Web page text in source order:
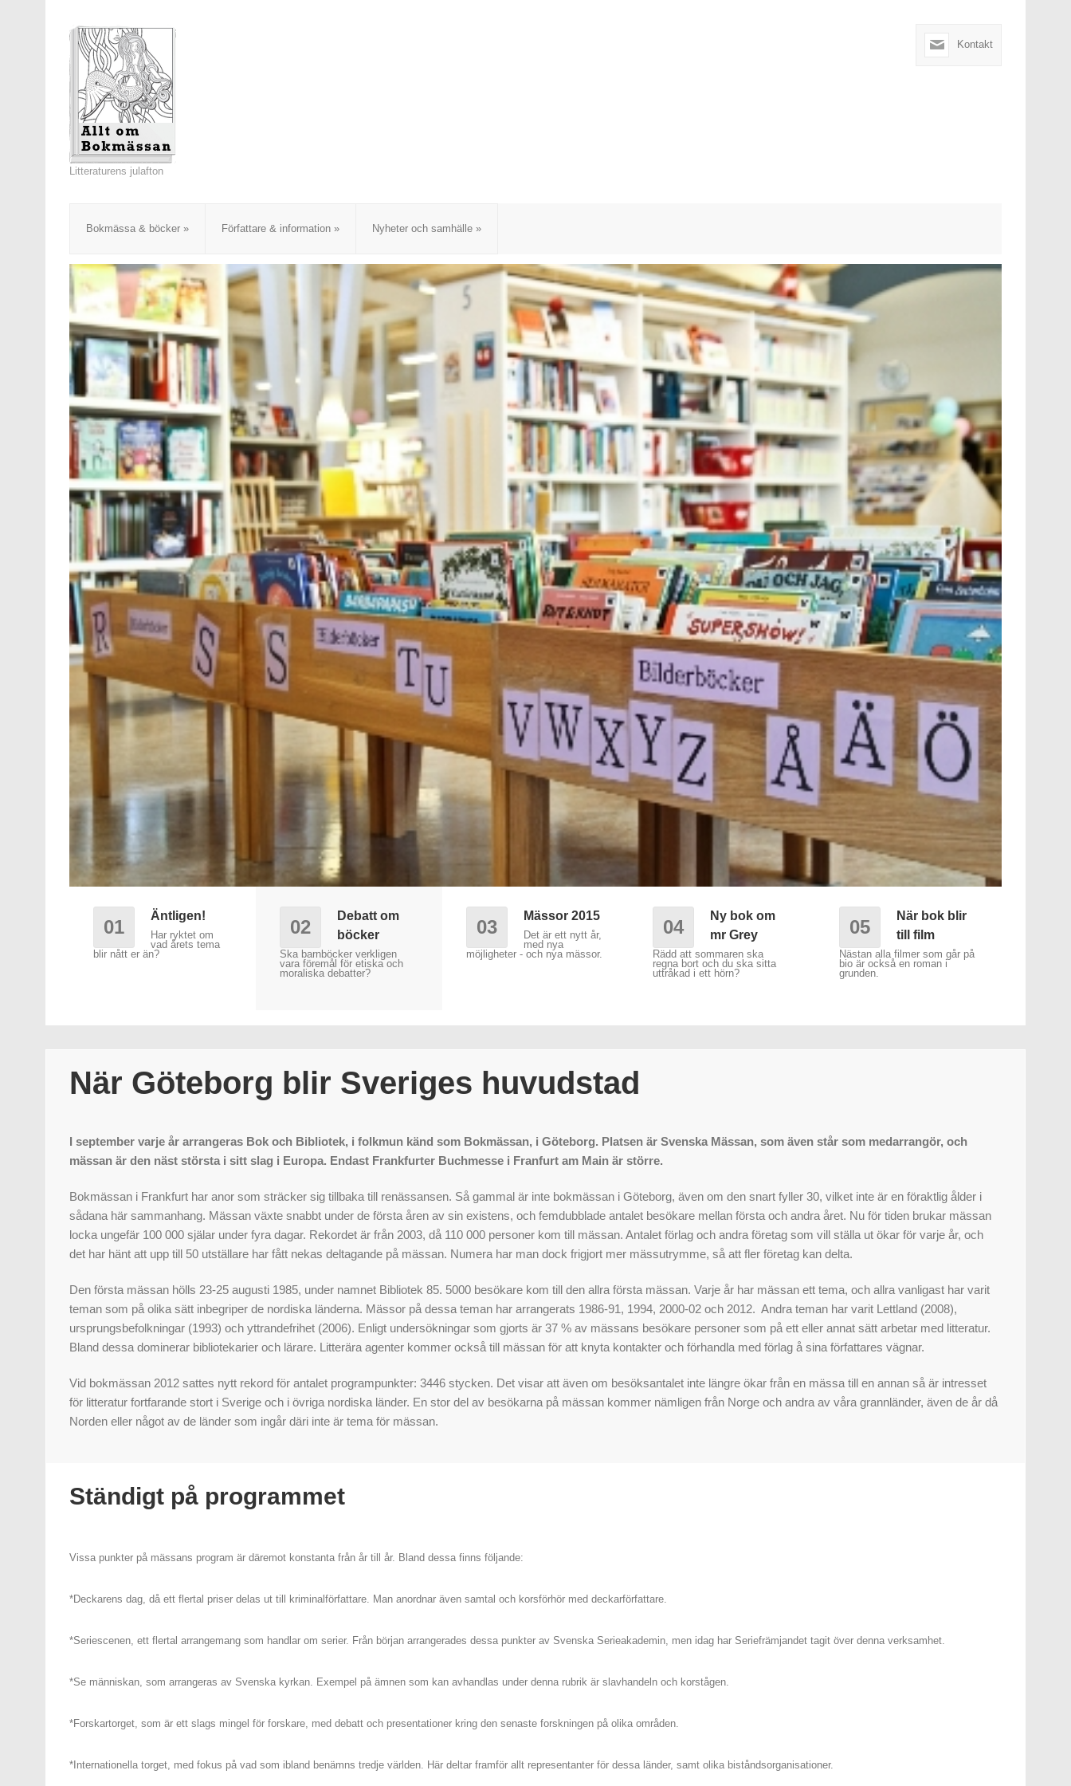
Litteraturens julafton
Kontakt
Bokmässa & böcker » Författare & information » Nyheter och samhälle »
01
Äntligen!
Har ryktet om
vad årets tema
blir nått er än?
02
Debatt om
böcker
Ska barnböcker verkligen
vara föremål för etiska och
moraliska debatter?
03
Mässor 2015
Det är ett nytt år,
med nya
möjligheter - och nya mässor.
04
Ny bok om
mr Grey
Rädd att sommaren ska
regna bort och du ska sitta
uttråkad i ett hörn?
05
När bok blir
till film
Nästan alla filmer som går på
bio är också en roman i
grunden.
När Göteborg blir Sveriges huvudstad
I september varje år arrangeras Bok och Bibliotek, i folkmun känd som Bokmässan, i Göteborg. Platsen är Svenska Mässan, som även står som medarrangör, och
mässan är den näst största i sitt slag i Europa. Endast Frankfurter Buchmesse i Franfurt am Main är större.
Bokmässan i Frankfurt har anor som sträcker sig tillbaka till renässansen. Så gammal är inte bokmässan i Göteborg, även om den snart fyller 30, vilket inte är en föraktlig ålder i
sådana här sammanhang. Mässan växte snabbt under de första åren av sin existens, och femdubblade antalet besökare mellan första och andra året. Nu för tiden brukar mässan
locka ungefär 100 000 själar under fyra dagar. Rekordet är från 2003, då 110 000 personer kom till mässan. Antalet förlag och andra företag som vill ställa ut ökar för varje år, och
det har hänt att upp till 50 utställare har fått nekas deltagande på mässan. Numera har man dock frigjort mer mässutrymme, så att fler företag kan delta.
Den första mässan hölls 23-25 augusti 1985, under namnet Bibliotek 85. 5000 besökare kom till den allra första mässan. Varje år har mässan ett tema, och allra vanligast har varit
teman som på olika sätt inbegriper de nordiska länderna. Mässor på dessa teman har arrangerats 1986-91, 1994, 2000-02 och 2012. Andra teman har varit Lettland (2008),
ursprungsbefolkningar (1993) och yttrandefrihet (2006). Enligt undersökningar som gjorts är 37 % av mässans besökare personer som på ett eller annat sätt arbetar med litteratur.
Bland dessa dominerar bibliotekarier och lärare. Litterära agenter kommer också till mässan för att knyta kontakter och förhandla med förlag å sina författares vägnar.
Vid bokmässan 2012 sattes nytt rekord för antalet programpunkter: 3446 stycken. Det visar att även om besöksantalet inte längre ökar från en mässa till en annan så är intresset
för litteratur fortfarande stort i Sverige och i övriga nordiska länder. En stor del av besökarna på mässan kommer nämligen från Norge och andra av våra grannländer, även de år då
Norden eller något av de länder som ingår däri inte är tema för mässan.
Ständigt på programmet
Vissa punkter på mässans program är däremot konstanta från år till år. Bland dessa finns följande:
*Deckarens dag, då ett flertal priser delas ut till kriminalförfattare. Man anordnar även samtal och korsförhör med deckarförfattare.
*Seriescenen, ett flertal arrangemang som handlar om serier. Från början arrangerades dessa punkter av Svenska Serieakademin, men idag har Seriefrämjandet tagit över denna verksamhet.
*Se människan, som arrangeras av Svenska kyrkan. Exempel på ämnen som kan avhandlas under denna rubrik är slavhandeln och korstågen.
*Forskartorget, som är ett slags mingel för forskare, med debatt och presentationer kring den senaste forskningen på olika områden.
*Internationella torget, med fokus på vad som ibland benämns tredje världen. Här deltar framför allt representanter för dessa länder, samt olika biståndsorganisationer.